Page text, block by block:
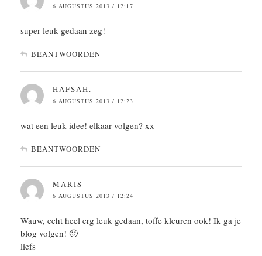
6 AUGUSTUS 2013 / 12:17
super leuk gedaan zeg!
BEANTWOORDEN
HAFSAH.
6 AUGUSTUS 2013 / 12:23
wat een leuk idee! elkaar volgen? xx
BEANTWOORDEN
MARIS
6 AUGUSTUS 2013 / 12:24
Wauw, echt heel erg leuk gedaan, toffe kleuren ook! Ik ga je
blog volgen! 🙂
liefs